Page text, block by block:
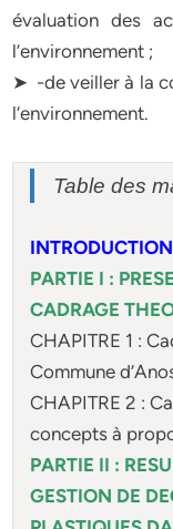
évaluation des
l’environnement ;
➤ -de veiller à la
l‘environnement.
Table des
PARTIE I :
CADRAGE
CHAPITRE 1 :
Commune
CHAPITRE 2 :
concepts à
PARTIE II :
GESTION DE